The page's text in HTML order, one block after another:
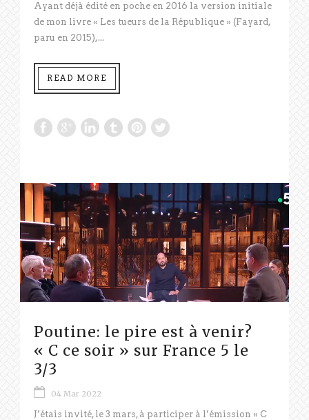
Ayant déjà édité en poche en 2016 la version initiale
de mon livre « Les tueurs de la République » (Fayard,
paru en 2015),...
READ MORE
Poutine: le pire est à venir?
« C ce soir » sur France 5 le
3/3
04 Mar 2022
J’étais invité, le 3 mars, à participer à l’émission « C